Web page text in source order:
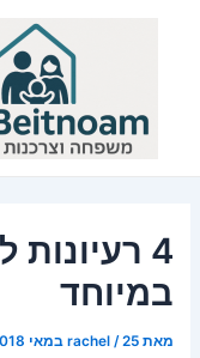
4
במיוחד
מאת rachel /25 במאי 2018